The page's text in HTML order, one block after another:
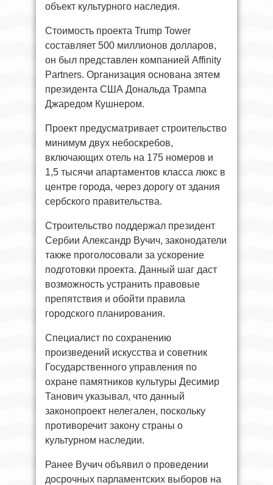
объект культурного наследия.
Стоимость проекта Trump Tower
составляет 500 миллионов долларов,
он был представлен компанией Affinity
Partners. Организация основана зятем
президента США Дональда Трампа
Джаредом Кушнером.
Проект предусматривает строительство
минимум двух небоскребов,
включающих отель на 175 номеров и
1,5 тысячи апартаментов класса люкс в
центре города, через дорогу от здания
сербского правительства.
Строительство поддержал президент
Сербии Александр Вучич, законодатели
также проголосовали за ускорение
подготовки проекта. Данный шаг даст
возможность устранить правовые
препятствия и обойти правила
городского планирования.
Специалист по сохранению
произведений искусства и советник
Государственного управления по
охране памятников культуры Десимир
Танович указывал, что данный
законопроект нелегален, поскольку
противоречит закону страны о
культурном наследии.
Ранее Вучич объявил о проведении
досрочных парламентских выборов на